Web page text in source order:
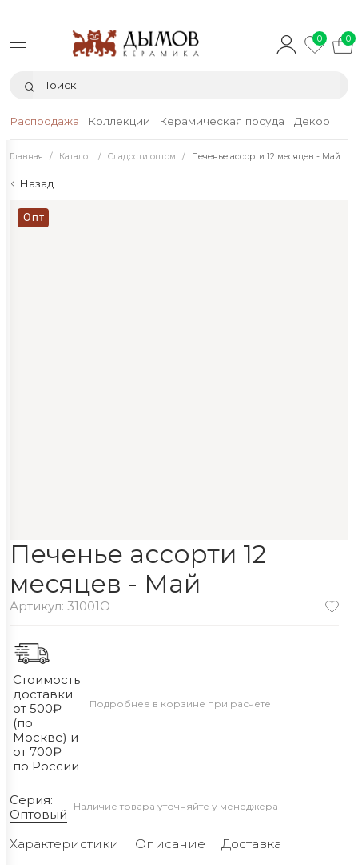
0 0
Распродажа Коллекции Керамическая посуда Декор
Главная Каталог Сладости оптом Печенье ассорти 12 месяцев - Май
Назад
Опт
Печенье ассорти 12
месяцев - Май
Артикул: 31001O
Стоимость
доставки
от 500₽
(по
Москве) и
от 700₽
по России
Подробнее в корзине при расчете
Серия:
Оптовый
Наличие товара уточняйте у менеджера
Характеристики Описание Доставка